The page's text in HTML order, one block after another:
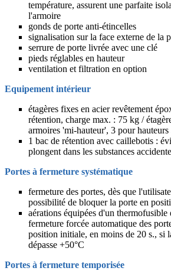
température, assurent une parfaite
l'armoire
gonds de porte anti-étincelles
signalisation sur la face externe de la
serrure de porte livrée avec une clé
pieds réglables en hauteur
ventilation et filtration en option
Equipement intérieur
étagères fixes en acier revêtement
rétention, charge max. : 75 kg /
armoires 'mi-hauteur', 3 pour hauteurs
1 bac de rétention avec caillebotis :
plongent dans les substances
Portes à fermeture systématique
fermeture des portes, dès que
possibilité de bloquer la porte en
aérations équipées d'un thermofusible
fermeture forcée automatique des
position initiale, en moins de 20 s., si
dépasse +50°C
Portes à fermeture temporisée